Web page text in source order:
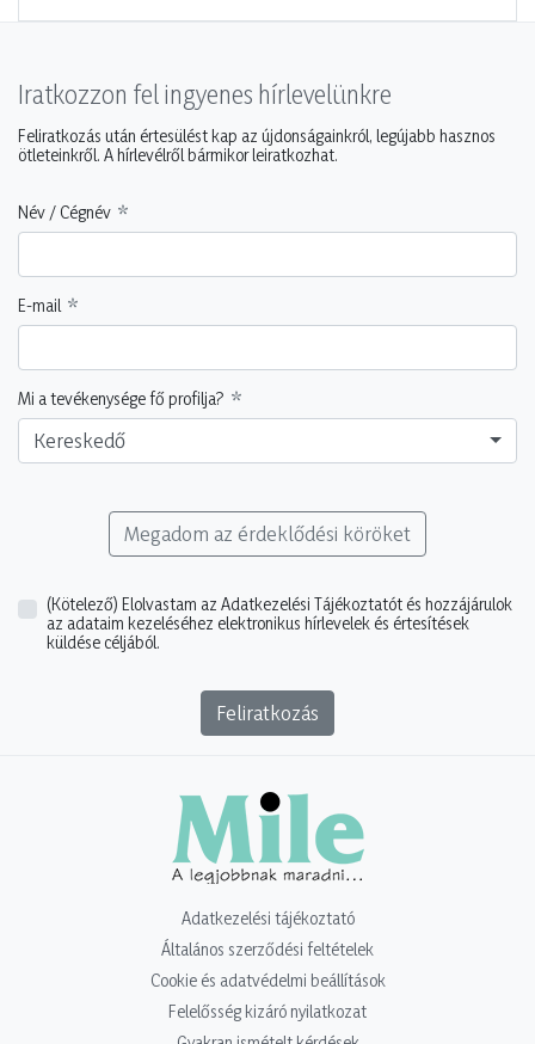
Iratkozzon fel ingyenes hírlevelünkre
Feliratkozás után értesülést kap az újdonságainkról, legújabb hasznos
ötleteinkről. A hírlevélről bármikor leiratkozhat.
Név / Cégnév
E-mail
Mi a tevékenysége fő profilja?
Kereskedő
Megadom az érdeklődési köröket
(Kötelező) Elolvastam az Adatkezelési Tájékoztatót és hozzájárulok
az adataim kezeléséhez elektronikus hírlevelek és értesítések
küldése céljából.
Feliratkozás
Adatkezelési tájékoztató
Általános szerződési feltételek
Cookie és adatvédelmi beállítások
Felelősség kizáró nyilatkozat